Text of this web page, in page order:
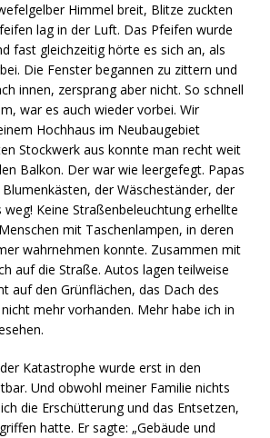
Himmel breit, Blitze zuckten
lag in der Luft. Das Pfeifen wurde
fast gleichzeitig hörte es sich an, als
Die Fenster begannen zu zittern und
innen, zersprang aber nicht. So schnell
war es auch wieder vorbei. Wir
Hochhaus im Neubaugebiet
Stockwerk aus konnte man recht weit
Balkon. Der war wie leergefegt. Papas
der Wäscheständer, der
weg! Keine Straßenbeleuchtung erhellte
mit Taschenlampen, in deren
wahrnehmen konnte. Zusammen mit
auf die Straße. Autos lagen teilweise
auf den Grünflächen, das Dach des
mehr vorhanden. Mehr habe ich in
Katastrophe wurde erst in den
Und obwohl meiner Familie nichts
die Erschütterung und das Entsetzen,
hatte. Er sagte: „Gebäude und